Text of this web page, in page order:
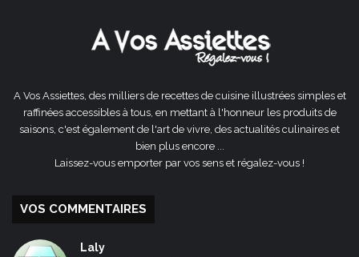
A Vos Assiettes, des milliers de recettes de cuisine illustrées simples et
raffinées accessibles à tous, en mettant à l'honneur les produits de
saisons, c'est également de l'art de vivre, des actualités culinaires et
bien plus encore ...
Laissez-vous emporter par vos sens et régalez-vous !
VOS COMMENTAIRES
Laly